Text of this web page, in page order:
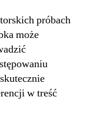
próbach
może
w treść